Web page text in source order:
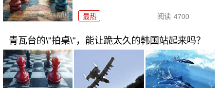
最热 阅读 4700
青瓦台的\"拍桌\"，能让跪太久的韩国站起来吗？